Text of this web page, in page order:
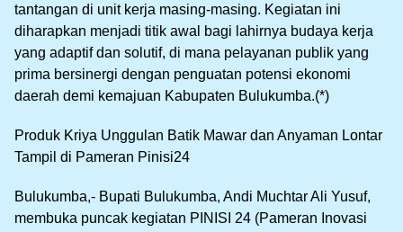
tantangan di unit kerja masing-masing. Kegiatan ini
diharapkan menjadi titik awal bagi lahirnya budaya kerja
yang adaptif dan solutif, di mana pelayanan publik yang
prima bersinergi dengan penguatan potensi ekonomi
daerah demi kemajuan Kabupaten Bulukumba.(*)
Produk Kriya Unggulan Batik Mawar dan Anyaman Lontar
Tampil di Pameran Pinisi24
Bulukumba,- Bupati Bulukumba, Andi Muchtar Ali Yusuf,
membuka puncak kegiatan PINISI 24 (Pameran Inovasi